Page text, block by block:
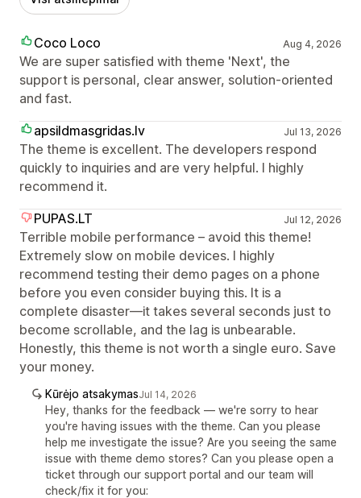
Coco Loco Aug 4, 2026
We are super satisfied with theme 'Next', the
support is personal, clear answer, solution-oriented
and fast.
apsildmasgridas.lv
Jul 13, 2026
The theme is excellent. The developers respond
quickly to inquiries and are very helpful. I highly
recommend it.
PUPAS.LT
Jul 12, 2026
Terrible mobile performance – avoid this theme!
Extremely slow on mobile devices. I highly
recommend testing their demo pages on a phone
before you even consider buying this. It is a
complete disaster—it takes several seconds just to
become scrollable, and the lag is unbearable.
Honestly, this theme is not worth a single euro. Save
your money.
Kūrėjo atsakymasJul 14, 2026
Hey, thanks for the feedback — we're sorry to hear
you're having issues with the theme. Can you please
help me investigate the issue? Are you seeing the same
issue with theme demo stores? Can you please open a
ticket through our support portal and our team will
check/fix it for you: